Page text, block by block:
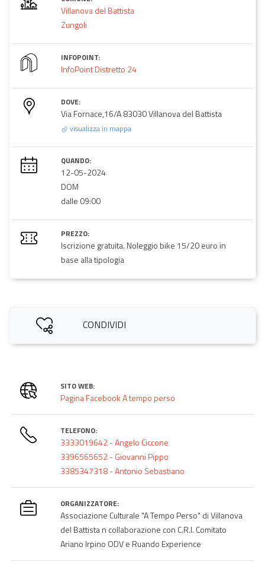
Villanova del Battista
Zungoli
INFOPOINT:
InfoPoint Distretto 24
DOVE:
Via Fornace,16/A 83030 Villanova del Battista
visualizza in mappa
QUANDO:
12-05-2024
DOM
dalle 09:00
PREZZO:
Iscrizione gratuita. Noleggio bike 15/20 euro in
base alla tipologia
CONDIVIDI
SITO WEB:
Pagina Facebook A tempo perso
TELEFONO:
3333019642 - Angelo Ciccone
3396565652 - Giovanni Pippo
3385347318 - Antonio Sebastiano
ORGANIZZATORE:
Associazione Culturale "A Tempo Perso" di Villanova
del Battista n collaborazione con C.R.I. Comitato
Ariano Irpino ODV e Ruando Experience